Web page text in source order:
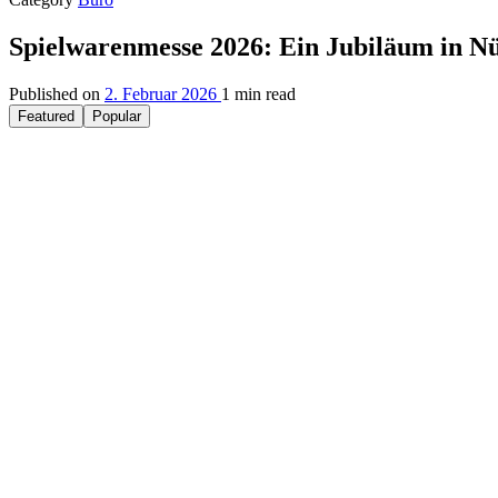
Spielwarenmesse 2026: Ein Jubiläum in
Published on 2. Februar 2026 1 min read
Featured Popular